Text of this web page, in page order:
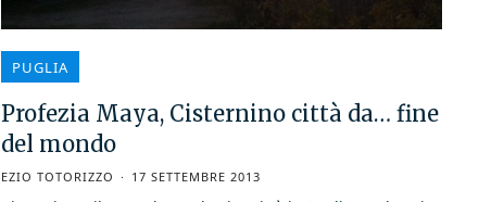
PUGLIA
Profezia Maya, Cisternino città da… fine
del mondo
EZIO TOTORIZZO 17 SETTEMBRE 2013